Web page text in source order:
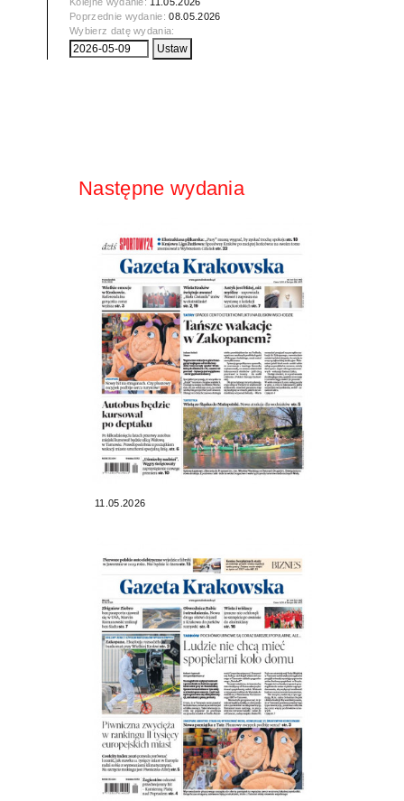
Poprzednie wydanie:08.05.2026
Wybierz datę wydania:
Następne wydania
11.05.2026